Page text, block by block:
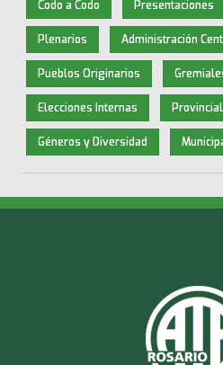
Codo a Codo Presentaciones
Plenarios Administración
Pueblos Originarios
Elecciones Internas
Géneros y Diversidad